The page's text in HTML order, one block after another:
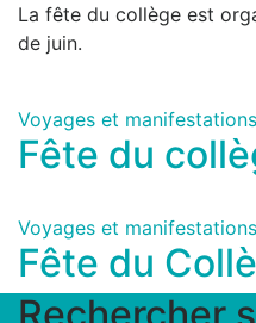
La fête du collège est
de juin.
Voyages et manifestations
Fête du
Voyages et manifestations
Fête du
Rechercher